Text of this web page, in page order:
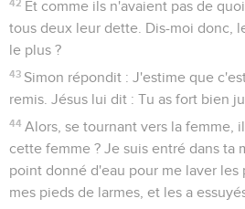
42 Et comme ils n'avaient pas de
tous deux leur dette. Dis-moi donc,
le plus ?
43 Simon répondit : J'estime que
remis. Jésus lui dit : Tu as fort bien
44 Alors, se tournant vers la femme,
cette femme ? Je suis entré dans ta
point donné d'eau pour me laver les
mes pieds de larmes, et les a